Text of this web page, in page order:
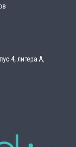
4, литера А,